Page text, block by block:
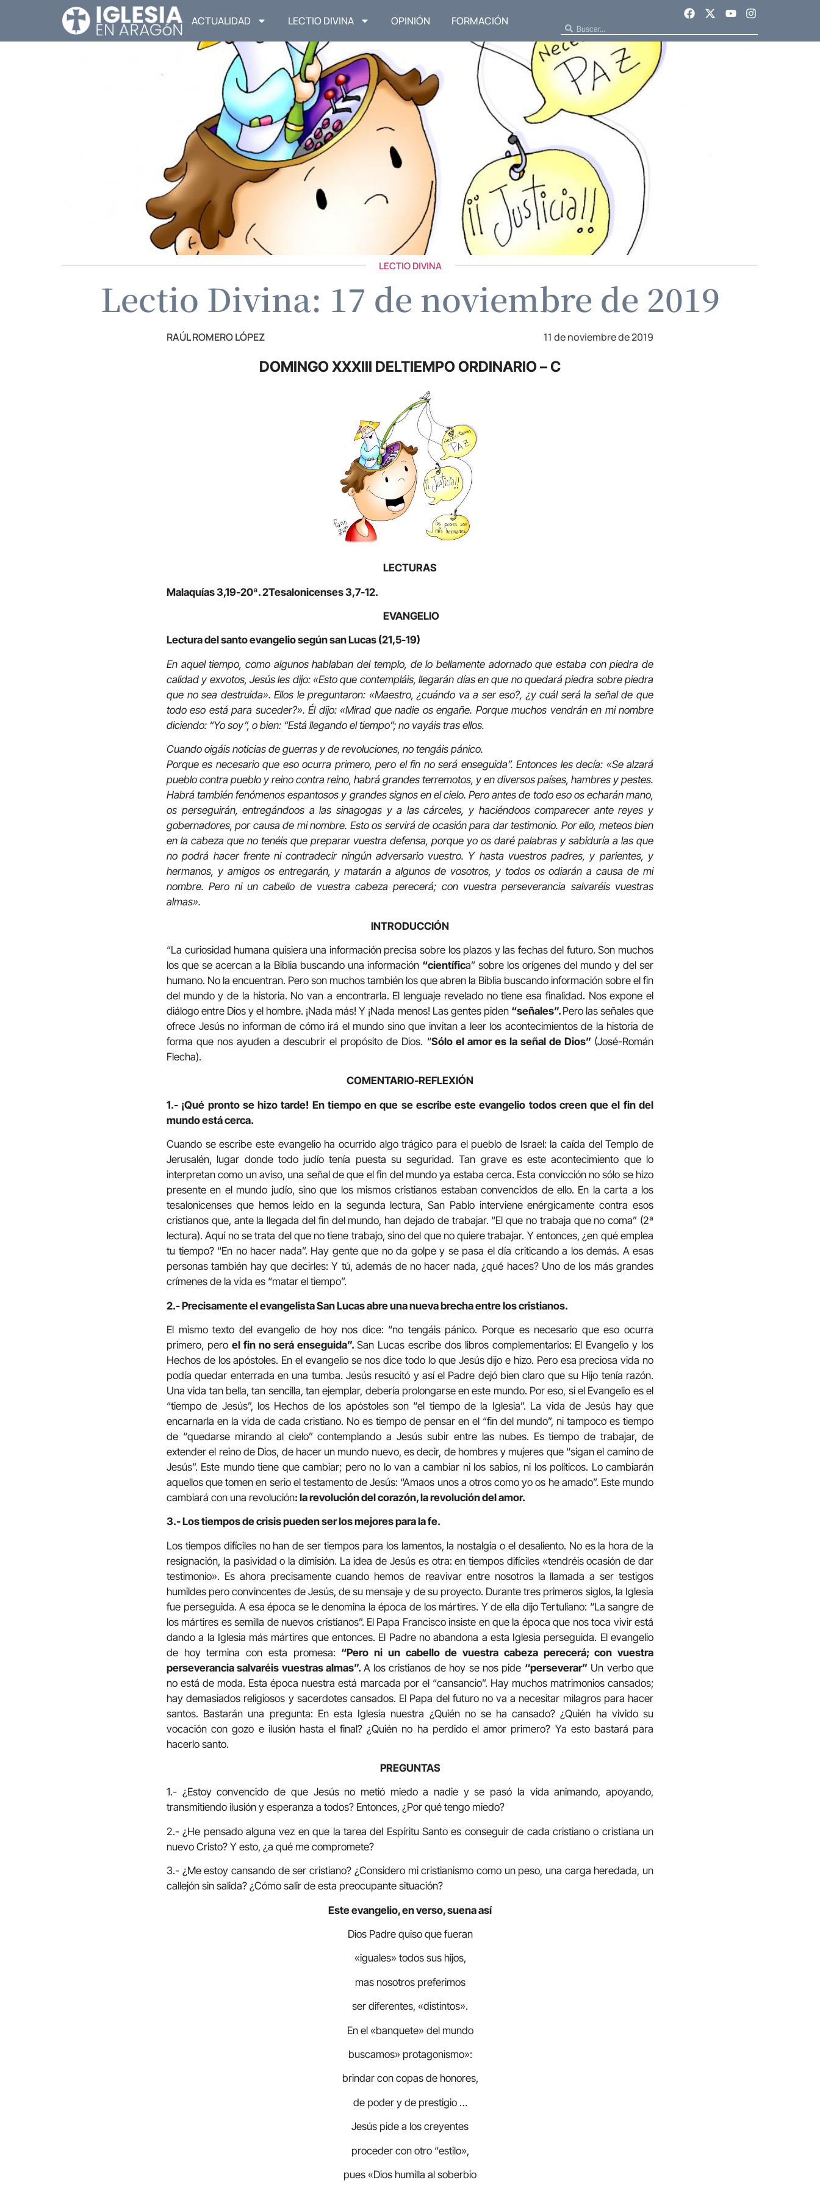
ACTUALIDAD LECTIO DIVINA OPINIÓN FORMACIÓN
LECTIO DIVINA
Lectio Divina: 17 de noviembre de 2019
RAÚL ROMERO LÓPEZ 11 de noviembre de 2019
DOMINGO XXXIII DELTIEMPO ORDINARIO – C
LECTURAS
Malaquías 3,19-20ª. 2Tesalonicenses 3,7-12.
EVANGELIO
Lectura del santo evangelio según san Lucas (21,5-19)
En aquel tiempo, como algunos hablaban del templo, de lo bellamente adornado que estaba con piedra de
calidad y exvotos, Jesús les dijo: «Esto que contempláis, llegarán días en que no quedará piedra sobre piedra
que no sea destruida». Ellos le preguntaron: «Maestro, ¿cuándo va a ser eso?, ¿y cuál será la señal de que
todo eso está para suceder?». Él dijo: «Mirad que nadie os engañe. Porque muchos vendrán en mi nombre
diciendo: “Yo soy”, o bien: “Está llegando el tiempo”; no vayáis tras ellos.
Cuando oigáis noticias de guerras y de revoluciones, no tengáis pánico.
Porque es necesario que eso ocurra primero, pero el fin no será enseguida”. Entonces les decía: «Se alzará
pueblo contra pueblo y reino contra reino, habrá grandes terremotos, y en diversos países, hambres y pestes.
Habrá también fenómenos espantosos y grandes signos en el cielo. Pero antes de todo eso os echarán mano,
os perseguirán, entregándoos a las sinagogas y a las cárceles, y haciéndoos comparecer ante reyes y
gobernadores, por causa de mi nombre. Esto os servirá de ocasión para dar testimonio. Por ello, meteos bien
en la cabeza que no tenéis que preparar vuestra defensa, porque yo os daré palabras y sabiduría a las que
no podrá hacer frente ni contradecir ningún adversario vuestro. Y hasta vuestros padres, y parientes, y
hermanos, y amigos os entregarán, y matarán a algunos de vosotros, y todos os odiarán a causa de mi
nombre. Pero ni un cabello de vuestra cabeza perecerá; con vuestra perseverancia salvaréis vuestras
almas».
INTRODUCCIÓN
“La curiosidad humana quisiera una información precisa sobre los plazos y las fechas del futuro. Son muchos
los que se acercan a la Biblia buscando una información “científica” sobre los orígenes del mundo y del ser
humano. No la encuentran. Pero son muchos también los que abren la Biblia buscando información sobre el fin
del mundo y de la historia. No van a encontrarla. El lenguaje revelado no tiene esa finalidad. Nos expone el
diálogo entre Dios y el hombre. ¡Nada más! Y ¡Nada menos! Las gentes piden “señales”. Pero las señales que
ofrece Jesús no informan de cómo irá el mundo sino que invitan a leer los acontecimientos de la historia de
forma que nos ayuden a descubrir el propósito de Dios. “Sólo el amor es la señal de Dios” (José-Román
Flecha).
COMENTARIO-REFLEXIÓN
1.- ¡Qué pronto se hizo tarde! En tiempo en que se escribe este evangelio todos creen que el fin del
mundo está cerca.
Cuando se escribe este evangelio ha ocurrido algo trágico para el pueblo de Israel: la caída del Templo de
Jerusalén, lugar donde todo judío tenía puesta su seguridad. Tan grave es este acontecimiento que lo
interpretan como un aviso, una señal de que el fin del mundo ya estaba cerca. Esta convicción no sólo se hizo
presente en el mundo judío, sino que los mismos cristianos estaban convencidos de ello. En la carta a los
tesalonicenses que hemos leído en la segunda lectura, San Pablo interviene enérgicamente contra esos
cristianos que, ante la llegada del fin del mundo, han dejado de trabajar. “El que no trabaja que no coma” (2ª
lectura). Aquí no se trata del que no tiene trabajo, sino del que no quiere trabajar. Y entonces, ¿en qué emplea
tu tiempo? “En no hacer nada”. Hay gente que no da golpe y se pasa el día criticando a los demás. A esas
personas también hay que decirles: Y tú, además de no hacer nada, ¿qué haces? Uno de los más grandes
crímenes de la vida es “matar el tiempo”.
2.- Precisamente el evangelista San Lucas abre una nueva brecha entre los cristianos.
El mismo texto del evangelio de hoy nos dice: “no tengáis pánico. Porque es necesario que eso ocurra
primero, pero el fin no será enseguida”.San Lucas escribe dos libros complementarios: El Evangelio y los
Hechos de los apóstoles. En el evangelio se nos dice todo lo que Jesús dijo e hizo. Pero esa preciosa vida no
podía quedar enterrada en una tumba. Jesús resucitó y así el Padre dejó bien claro que su Hijo tenía razón.
Una vida tan bella, tan sencilla, tan ejemplar, debería prolongarse en este mundo. Por eso, si el Evangelio es el
“tiempo de Jesús”, los Hechos de los apóstoles son “el tiempo de la Iglesia”. La vida de Jesús hay que
encarnarla en la vida de cada cristiano. No es tiempo de pensar en el “fin del mundo”, ni tampoco es tiempo
de “quedarse mirando al cielo” contemplando a Jesús subir entre las nubes. Es tiempo de trabajar, de
extender el reino de Dios, de hacer un mundo nuevo, es decir, de hombres y mujeres que “sigan el camino de
Jesús”. Este mundo tiene que cambiar; pero no lo van a cambiar ni los sabios, ni los políticos. Lo cambiarán
aquellos que tomen en serio el testamento de Jesús: “Amaos unos a otros como yo os he amado”. Este mundo
cambiará con una revolución: la revolución del corazón, la revolución del amor.
3.- Los tiempos de crisis pueden ser los mejores para la fe.
Los tiempos difíciles no han de ser tiempos para los lamentos, la nostalgia o el desaliento. No es la hora de la
resignación, la pasividad o la dimisión. La idea de Jesús es otra: en tiempos difíciles «tendréis ocasión de dar
testimonio». Es ahora precisamente cuando hemos de reavivar entre nosotros la llamada a ser testigos
humildes pero convincentes de Jesús, de su mensaje y de su proyecto. Durante tres primeros siglos, la Iglesia
fue perseguida. A esa época se le denomina la época de los mártires. Y de ella dijo Tertuliano: “La sangre de
los mártires es semilla de nuevos cristianos”. El Papa Francisco insiste en que la época que nos toca vivir está
dando a la Iglesia más mártires que entonces. El Padre no abandona a esta Iglesia perseguida. El evangelio
de hoy termina con esta promesa: “Pero ni un cabello de vuestra cabeza perecerá; con vuestra
perseverancia salvaréis vuestras almas”. A los cristianos de hoy se nos pide “perseverar” Un verbo que
no está de moda. Esta época nuestra está marcada por el “cansancio”. Hay muchos matrimonios cansados;
hay demasiados religiosos y sacerdotes cansados. El Papa del futuro no va a necesitar milagros para hacer
santos. Bastarán una pregunta: En esta Iglesia nuestra ¿Quién no se ha cansado? ¿Quién ha vivido su
vocación con gozo e ilusión hasta el final? ¿Quién no ha perdido el amor primero? Ya esto bastará para
hacerlo santo.
PREGUNTAS
1.- ¿Estoy convencido de que Jesús no metió miedo a nadie y se pasó la vida animando, apoyando,
transmitiendo ilusión y esperanza a todos? Entonces, ¿Por qué tengo miedo?
2.- ¿He pensado alguna vez en que la tarea del Espíritu Santo es conseguir de cada cristiano o cristiana un
nuevo Cristo? Y esto, ¿a qué me compromete?
3.- ¿Me estoy cansando de ser cristiano? ¿Considero mi cristianismo como un peso, una carga heredada, un
callejón sin salida? ¿Cómo salir de esta preocupante situación?
Este evangelio, en verso, suena así
Dios Padre quiso que fueran
«iguales» todos sus hijos,
mas nosotros preferimos
ser diferentes, «distintos».
En el «banquete» del mundo
buscamos» protagonismo»:
brindar con copas de honores,
de poder y de prestigio …
Jesús pide a los creyentes
proceder con otro “estilo»,
pues «Dios humilla al soberbio